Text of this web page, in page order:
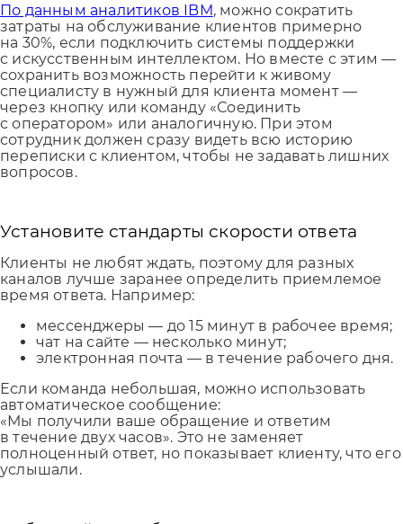
По данным аналитиков IBM, можно сократить
затраты на обслуживание клиентов примерно
на 30%, если подключить системы поддержки
с искусственным интеллектом. Но вместе с этим —
сохранить возможность перейти к живому
специалисту в нужный для клиента момент —
через кнопку или команду «Соединить
с оператором» или аналогичную. При этом
сотрудник должен сразу видеть всю историю
переписки с клиентом, чтобы не задавать лишних
вопросов.
Установите стандарты скорости ответа
Клиенты не любят ждать, поэтому для разных
каналов лучше заранее определить приемлемое
время ответа. Например:
мессенджеры — до 15 минут в рабочее время;
чат на сайте — несколько минут;
электронная почта — в течение рабочего дня.
Если команда небольшая, можно использовать
автоматическое сообщение:
«Мы получили ваше обращение и ответим
в течение двух часов». Это не заменяет
полноценный ответ, но показывает клиенту, что его
услышали.